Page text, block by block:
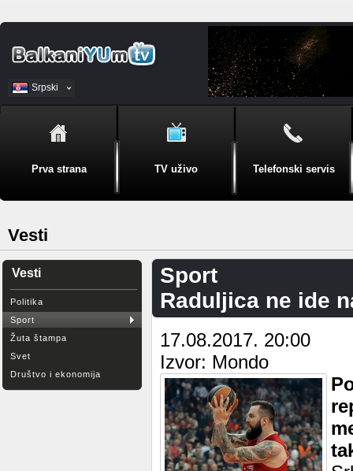
Srpski
BiH
Prva strana TV uživo Telefonski servis
Vesti
Vesti
Politika
Sport
Žuta štampa
Svet
Društvo i ekonomija
Sport
Raduljica ne ide
17.08.2017. 20:00
Izvor: Mondo